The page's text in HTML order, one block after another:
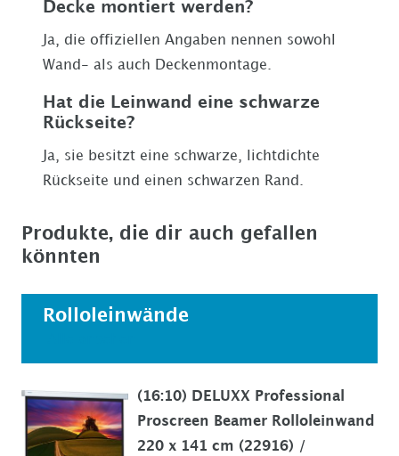
Decke montiert werden?
Ja, die offiziellen Angaben nennen sowohl
Wand- als auch Deckenmontage.
Hat die Leinwand eine schwarze
Rückseite?
Ja, sie besitzt eine schwarze, lichtdichte
Rückseite und einen schwarzen Rand.
Produkte, die dir auch gefallen
könnten
Rolloleinwände
(16:10) DELUXX Professional
Proscreen Beamer Rolloleinwand
220 x 141 cm (22916) /